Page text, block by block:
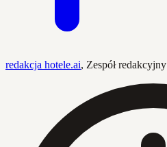
redakcja hotele.ai, Zespół redakcyjny